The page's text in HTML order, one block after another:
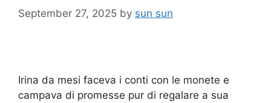
September 27, 2025 by sun sun
Irina da mesi faceva i conti con le monete e
campava di promesse pur di regalare a sua